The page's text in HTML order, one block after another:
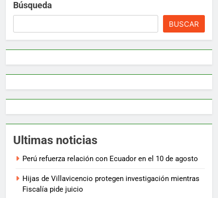
Búsqueda
BUSCAR
Ultimas noticias
Perú refuerza relación con Ecuador en el 10 de agosto
Hijas de Villavicencio protegen investigación mientras
Fiscalía pide juicio